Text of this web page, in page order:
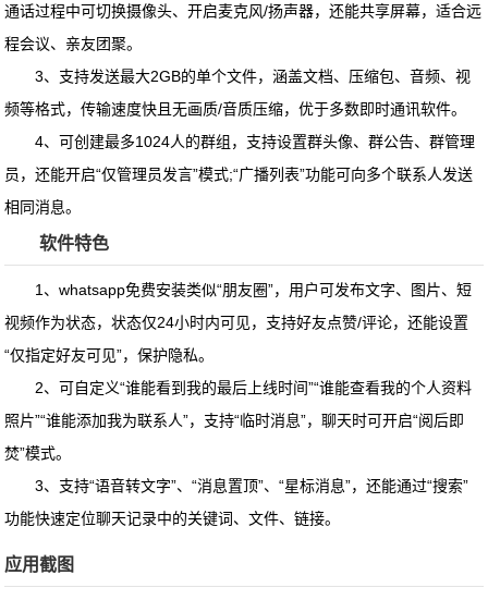
通话过程中可切换摄像头、开启麦克风/扬声器，还能共享屏幕，适合远
程会议、亲友团聚。
3、支持发送最大2GB的单个文件，涵盖文档、压缩包、音频、视
频等格式，传输速度快且无画质/音质压缩，优于多数即时通讯软件。
4、可创建最多1024人的群组，支持设置群头像、群公告、群管理
员，还能开启“仅管理员发言”模式;“广播列表”功能可向多个联系人发送
相同消息。
软件特色
1、whatsapp免费安装类似“朋友圈”，用户可发布文字、图片、短
视频作为状态，状态仅24小时内可见，支持好友点赞/评论，还能设置
“仅指定好友可见”，保护隐私。
2、可自定义“谁能看到我的最后上线时间”“谁能查看我的个人资料
照片”“谁能添加我为联系人”，支持“临时消息”，聊天时可开启“阅后即
焚”模式。
3、支持“语音转文字”、“消息置顶”、“星标消息”，还能通过“搜索”
功能快速定位聊天记录中的关键词、文件、链接。
应用截图